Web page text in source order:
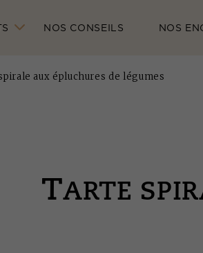
NOS CONSEILS NOS
aux épluchures de légumes
TARTE